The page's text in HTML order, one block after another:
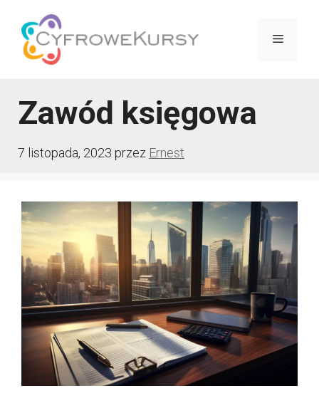
treści
Menu
Zawód księgowa
7 listopada, 2023 przez Ernest